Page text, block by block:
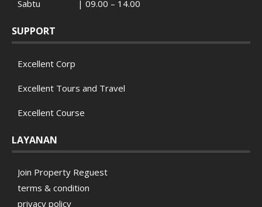
Sabtu | 09.00 – 14.00
SUPPORT
Excellent Corp
Excellent Tours and Travel
Excellent Course
LAYANAN
Join Property Reguest
terms & condition
privacy policy